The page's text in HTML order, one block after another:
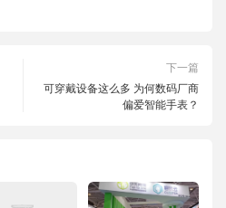
下一篇
可穿戴设备这么多 为何数码厂商
偏爱智能手表？